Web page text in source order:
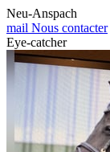
Neu-Anspach
mail Nous contacter
Eye-catcher